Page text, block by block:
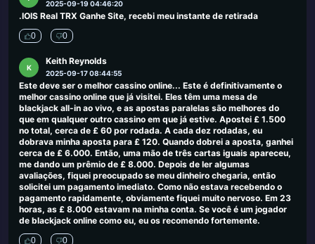
2025-09-19 04:46:20
.IOIS Real TRX Ganhe Site, recebi meu instante de retirada
0 0
K
Keith Reynolds
2025-09-17 08:44:55
Este deve ser o melhor cassino online... Este é definitivamente o
melhor cassino online que já visitei. Eles têm uma mesa de
blackjack all-in ao vivo, e as apostas paralelas são melhores do
que em qualquer outro cassino em que já estive. Apostei £ 1.500
no total, cerca de £ 60 por rodada. A cada dez rodadas, eu
dobrava minha aposta para £ 120. Quando dobrei a aposta, ganhei
cerca de £ 6.000. Então, uma mão de três cartas iguais apareceu,
me dando um prêmio de £ 8.000. Depois de ler algumas
avaliações, fiquei preocupado se meu dinheiro chegaria, então
solicitei um pagamento imediato. Como não estava recebendo o
pagamento rapidamente, obviamente fiquei muito nervoso. Em 23
horas, as £ 8.000 estavam na minha conta. Se você é um jogador
de blackjack online como eu, eu os recomendo fortemente.
0 0